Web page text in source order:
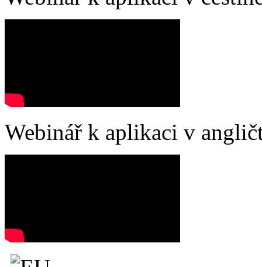
Webinář k aplikaci v